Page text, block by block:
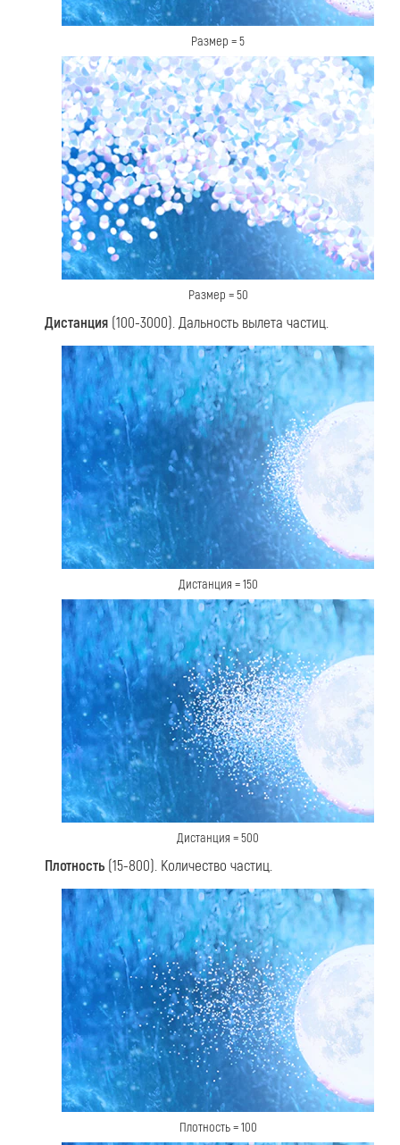
Размер = 5
Размер = 50
Дистанция (100-3000). Дальность вылета частиц.
Дистанция = 150
Дистанция = 500
Плотность (15-800). Количество частиц.
Плотность = 100